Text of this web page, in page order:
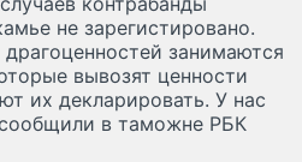
не зарегистировано.
занимаются
вывозят ценности
их декларировать. У нас
в таможне РБК